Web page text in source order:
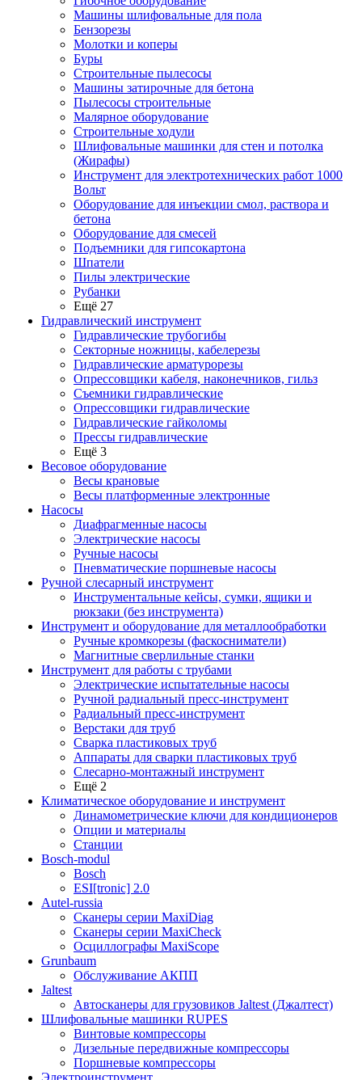
Машины шлифовальные для пола
Бензорезы
Молотки и коперы
Буры
Строительные пылесосы
Машины затирочные для бетона
Пылесосы строительные
Малярное оборудование
Строительные ходули
Шлифовальные машинки для стен и потолка
(Жирафы)
Инструмент для электротехнических работ 1000
Вольт
Оборудование для инъекции смол, раствора и
бетона
Оборудование для смесей
Подъемники для гипсокартона
Шпатели
Пилы электрические
Рубанки
Ещё 27
Гидравлический инструмент
Гидравлические трубогибы
Секторные ножницы, кабелерезы
Гидравлические арматурорезы
Опрессовщики кабеля, наконечников, гильз
Съемники гидравлические
Опрессовщики гидравлические
Гидравлические гайколомы
Прессы гидравлические
Ещё 3
Весовое оборудование
Весы крановые
Весы платформенные электронные
Насосы
Диафрагменные насосы
Электрические насосы
Ручные насосы
Пневматические поршневые насосы
Ручной слесарный инструмент
Инструментальные кейсы, сумки, ящики и
рюкзаки (без инструмента)
Инструмент и оборудование для металлообработки
Ручные кромкорезы (фаскосниматели)
Магнитные сверлильные станки
Инструмент для работы с трубами
Электрические испытательные насосы
Ручной радиальный пресс-инструмент
Радиальный пресс-инструмент
Верстаки для труб
Сварка пластиковых труб
Аппараты для сварки пластиковых труб
Слесарно-монтажный инструмент
Ещё 2
Климатическое оборудование и инструмент
Динамометрические ключи для кондиционеров
Опции и материалы
Станции
Bosch-modul
Bosch
ESI[tronic] 2.0
Autel-russia
Сканеры серии MaxiDiag
Сканеры серии MaxiCheck
Осциллографы MaxiScope
Grunbaum
Обслуживание АКПП
Jaltest
Автосканеры для грузовиков Jaltest (Джалтест)
Шлифовальные машинки RUPES
Винтовые компрессоры
Дизельные передвижные компрессоры
Поршневые компрессоры
Электроинструмент